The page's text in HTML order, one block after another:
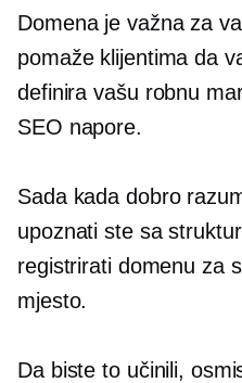
Domena je važna za
pomaže klijentima da
definira vašu robnu
SEO napore.
Sada kada dobro
upoznati ste sa
registrirati domenu za
mjesto.
Da biste to učinili,